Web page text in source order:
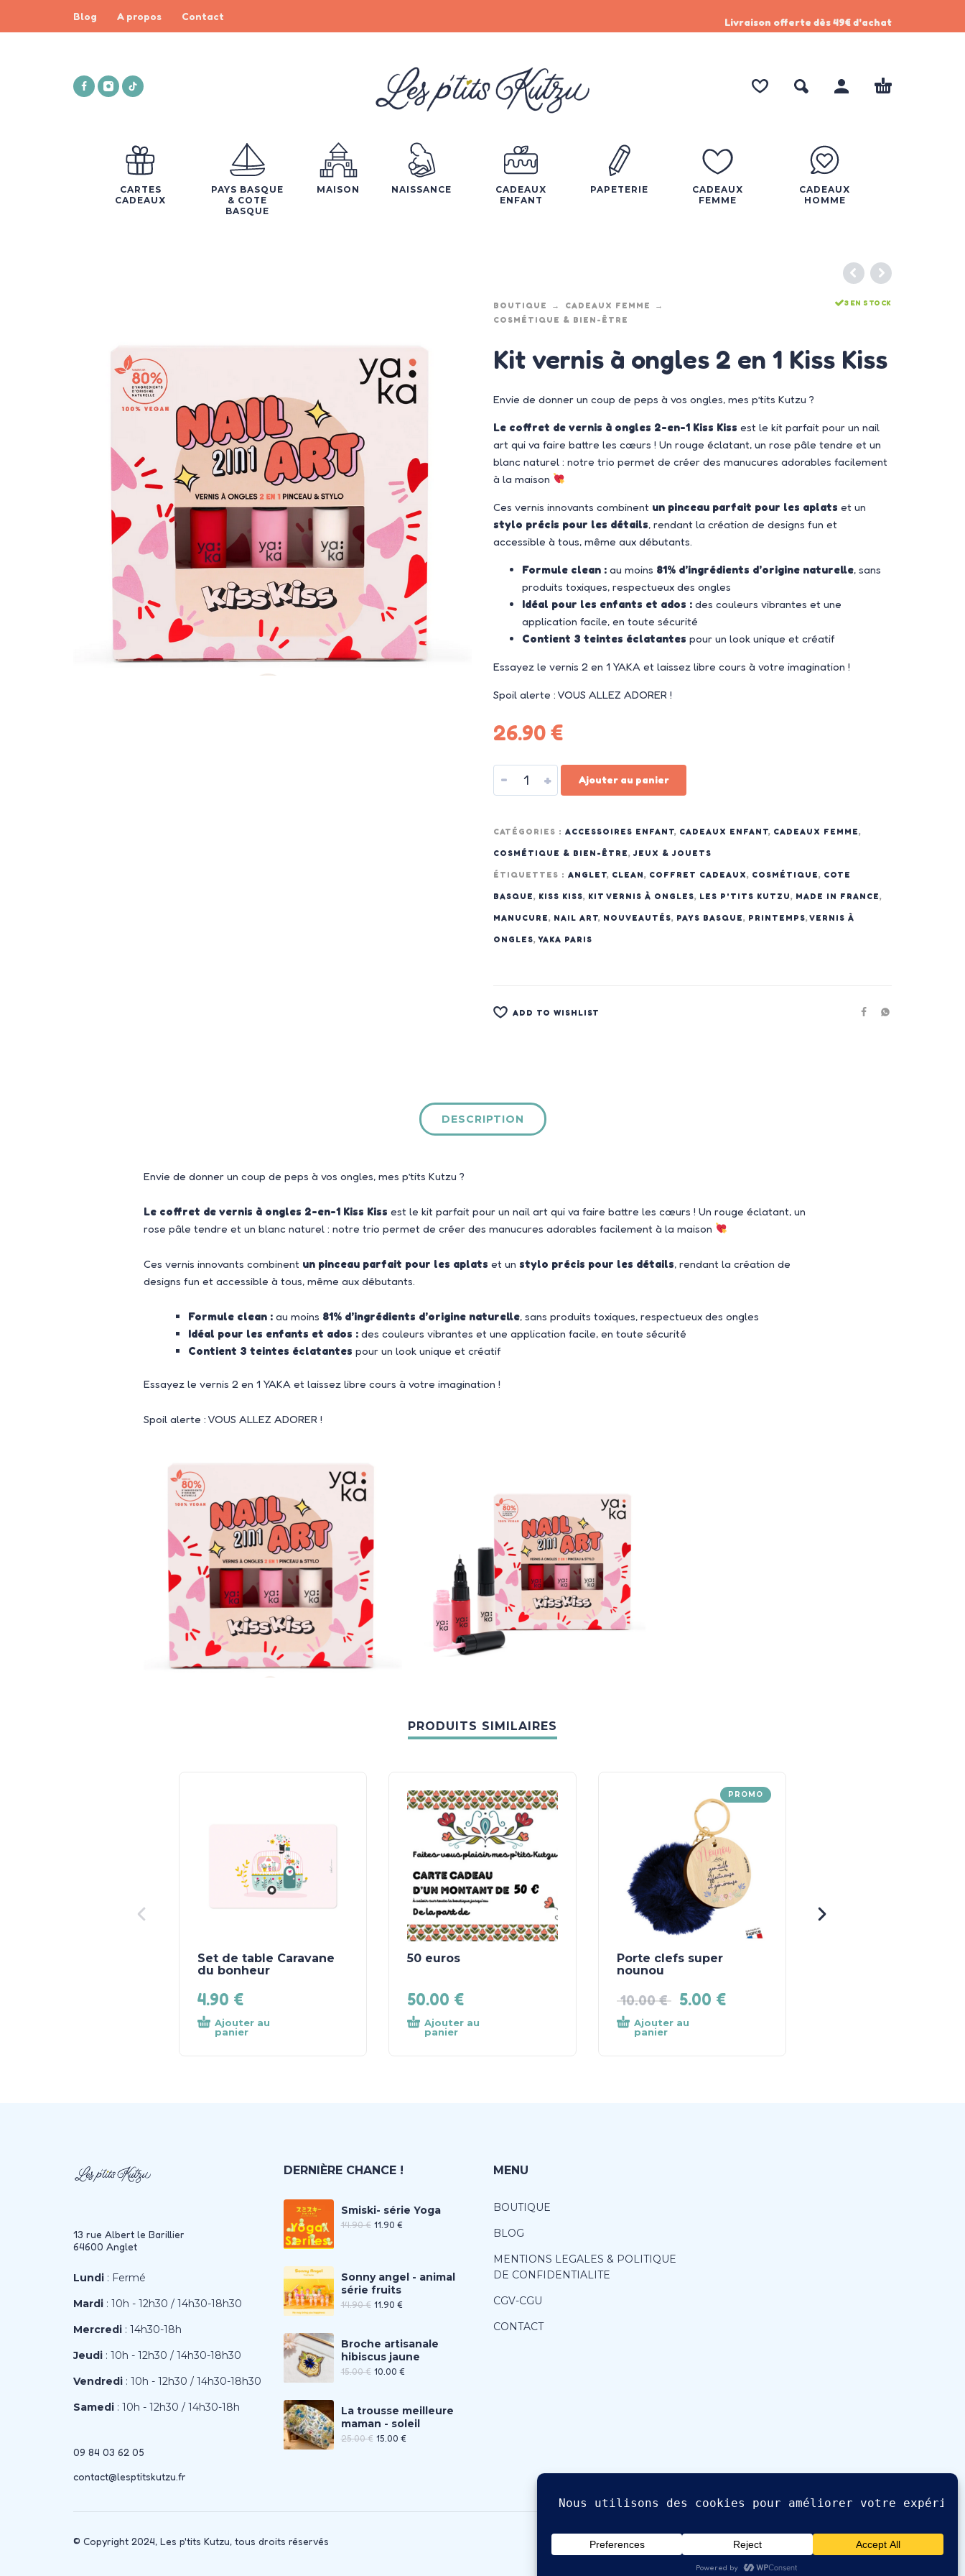
Blog A propos Contact Livraison offerte dès 49€ d'achat
CARTES
CADEAUX
PAYS BASQUE
& COTE
BASQUE
MAISON NAISSANCE
CADEAUX
ENFANT
PAPETERIE
CADEAUX
FEMME
CADEAUX
HOMME
BOUTIQUE
CADEAUX FEMME
COSMÉTIQUE & BIEN-ÊTRE
3 EN STOCK
Kit vernis à ongles 2 en 1 Kiss Kiss
Envie de donner un coup de peps à vos ongles, mes p’tits Kutzu ?
Le coffret de vernis à ongles 2-en-1 Kiss Kiss est le kit parfait pour un nail
art qui va faire battre les cœurs ! Un rouge éclatant, un rose pâle tendre et un
blanc naturel : notre trio permet de créer des manucures adorables facilement
à la maison
Ces vernis innovants combinent un pinceau parfait pour les aplats et un
stylo précis pour les détails, rendant la création de designs fun et
accessible à tous, même aux débutants.
Formule clean : au moins 81% d’ingrédients d’origine naturelle, sans
produits toxiques, respectueux des ongles
Idéal pour les enfants et ados : des couleurs vibrantes et une
application facile, en toute sécurité
Contient 3 teintes éclatantes pour un look unique et créatif
Essayez le vernis 2 en 1 YAKA et laissez libre cours à votre imagination !
Spoil alerte : VOUS ALLEZ ADORER !
26.90€
- + Ajouter au panier
CATÉGORIES : ACCESSOIRES ENFANT, CADEAUX ENFANT, CADEAUX FEMME,
COSMÉTIQUE & BIEN-ÊTRE,JEUX & JOUETS
ÉTIQUETTES : ANGLET, CLEAN, COFFRET CADEAUX, COSMÉTIQUE, COTE
BASQUE, KISS KISS, KIT VERNIS À ONGLES, LES P'TITS KUTZU, MADE IN FRANCE,
MANUCURE, NAIL ART, NOUVEAUTÉS, PAYS BASQUE, PRINTEMPS, VERNIS À
ONGLES,YAKA PARIS
ADD TO WISHLIST
DESCRIPTION
Envie de donner un coup de peps à vos ongles, mes p’tits Kutzu ?
Le coffret de vernis à ongles 2-en-1 Kiss Kiss est le kit parfait pour un nail art qui va faire battre les cœurs ! Un rouge éclatant, un
rose pâle tendre et un blanc naturel : notre trio permet de créer des manucures adorables facilement à la maison
Ces vernis innovants combinent un pinceau parfait pour les aplats et un stylo précis pour les détails, rendant la création de
designs fun et accessible à tous, même aux débutants.
Formule clean : au moins 81% d’ingrédients d’origine naturelle, sans produits toxiques, respectueux des ongles
Idéal pour les enfants et ados : des couleurs vibrantes et une application facile, en toute sécurité
Contient 3 teintes éclatantes pour un look unique et créatif
Essayez le vernis 2 en 1 YAKA et laissez libre cours à votre imagination !
Spoil alerte : VOUS ALLEZ ADORER !
PRODUITS SIMILAIRES
Set de table Caravane
du bonheur
4.90 €
Ajouter au
panier
50 euros
50.00 €
Ajouter au
panier
PROMO
Porte clefs super
nounou
10.00€ 5.00 €
Ajouter au
panier
13 rue Albert le Barillier
64600 Anglet
Lundi : Fermé
Mardi : 10h - 12h30 / 14h30-18h30
Mercredi : 14h30-18h
Jeudi : 10h - 12h30 / 14h30-18h30
Vendredi : 10h - 12h30 / 14h30-18h30
Samedi : 10h - 12h30 / 14h30-18h
09 84 03 62 05
contact@lesptitskutzu.fr
DERNIÈRE CHANCE !
Smiski- série Yoga
14.90€ 11.90 €
Sonny angel - animal
série fruits
14.90€ 11.90 €
Broche artisanale
hibiscus jaune
15.00€ 10.00 €
La trousse meilleure
maman - soleil
25.00€ 15.00 €
MENU
BOUTIQUE
BLOG
MENTIONS LEGALES & POLITIQUE
DE CONFIDENTIALITE
CGV-CGU
CONTACT
© Copyright 2024, Les p'tits Kutzu, tous droits réservés